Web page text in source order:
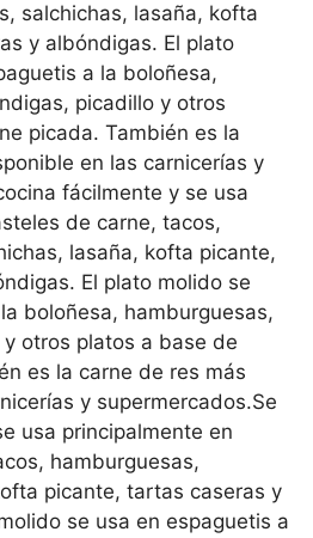
salchichas, lasaña, kofta
y albóndigas. El plato
a la boloñesa,
picadillo y otros
picada. También es la
en las carnicerías y
fácilmente y se usa
de carne, tacos,
lasaña, kofta picante,
El plato molido se
boloñesa, hamburguesas,
otros platos a base de
es la carne de res más
y supermercados.Se
usa principalmente en
hamburguesas,
picante, tartas caseras y
se usa en espaguetis a